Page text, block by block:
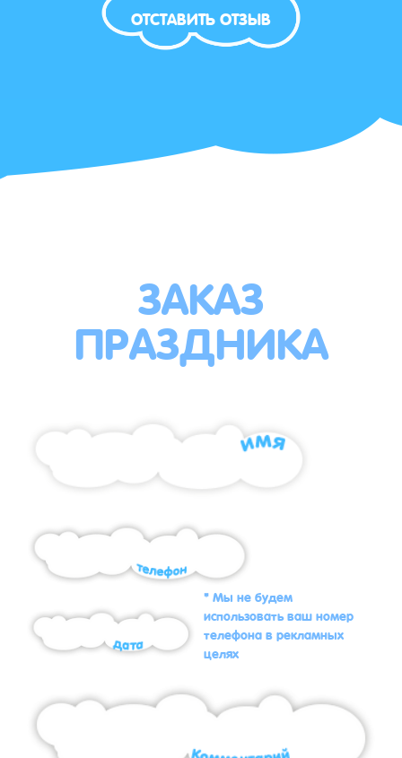
ОТСТАВИТЬ ОТЗЫВ
ЗАКАЗ
ПРАЗДНИКА
* Мы не будем
использовать ваш номер
телефона в рекламных
целях